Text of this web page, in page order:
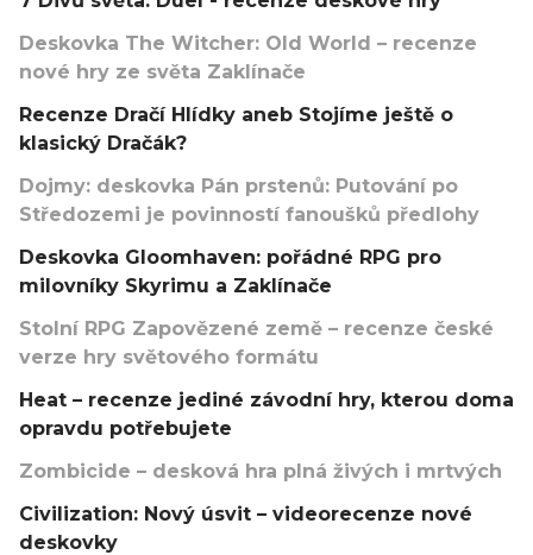
Deskovka The Witcher: Old World – recenze
nové hry ze světa Zaklínače
Recenze Dračí Hlídky aneb Stojíme ještě o
klasický Dračák?
Dojmy: deskovka Pán prstenů: Putování po
Středozemi je povinností fanoušků předlohy
Deskovka Gloomhaven: pořádné RPG pro
milovníky Skyrimu a Zaklínače
Stolní RPG Zapovězené země – recenze české
verze hry světového formátu
Heat – recenze jediné závodní hry, kterou doma
opravdu potřebujete
Zombicide – desková hra plná živých i mrtvých
Civilization: Nový úsvit – videorecenze nové
deskovky